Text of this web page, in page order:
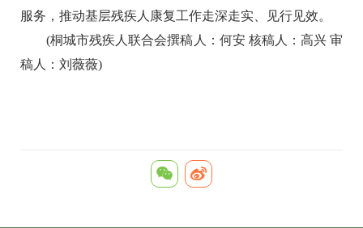
服务，推动基层残疾人康复工作走深走实、见行见效。
(桐城市残疾人联合会撰稿人：何安 核稿人：高兴 审
稿人：刘薇薇)